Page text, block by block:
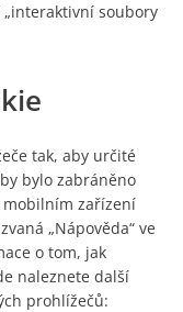
soubory
tak, aby určité
bylo zabráněno
zařízení
„Nápověda“ ve
o tom, jak
naleznete další
prohlížečů: